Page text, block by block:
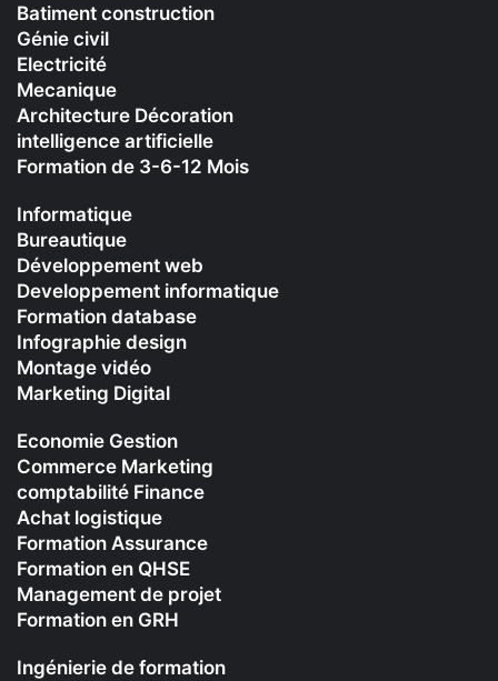
Batiment construction
Génie civil
Electricité
Mecanique
Architecture Décoration
intelligence artificielle
Formation de 3-6-12 Mois
Informatique
Bureautique
Développement web
Developpement informatique
Formation database
Infographie design
Montage vidéo
Marketing Digital
Economie Gestion
Commerce Marketing
comptabilité Finance
Achat logistique
Formation Assurance
Formation en QHSE
Management de projet
Formation en GRH
Ingénierie de formation